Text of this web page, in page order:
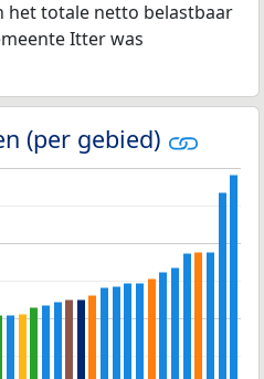
het totale netto belastbaar
Itter was
(per gebied)